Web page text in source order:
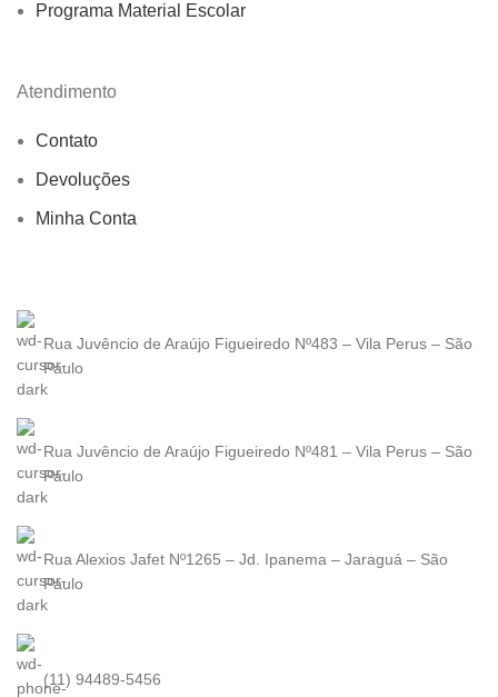
Programa Material Escolar
Atendimento
Contato
Devoluções
Minha Conta
Rua Juvêncio de Araújo Figueiredo Nº483 – Vila Perus – São
Paulo
Rua Juvêncio de Araújo Figueiredo Nº481 – Vila Perus – São
Paulo
Rua Alexios Jafet Nº1265 – Jd. Ipanema – Jaraguá – São
Paulo
(11) 94489-5456